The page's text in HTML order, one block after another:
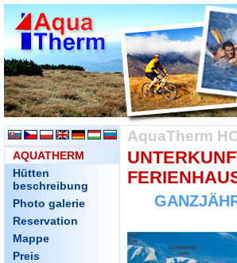
AQUATHERM
Hütten
beschreibung
Photo galerie
Reservation
Mappe
Preis
AquaTherm